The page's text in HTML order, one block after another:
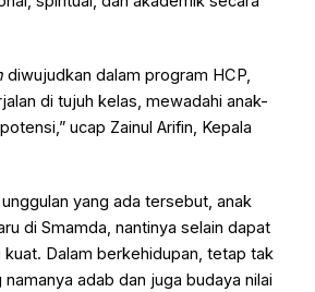
diwujudkan dalam program HCP,
di tujuh kelas, mewadahi anak-
ucap Zainul Arifin, Kepala
yang ada tersebut, anak
di Smamda, nantinya selain dapat
kuat. Dalam berkehidupan, tetap tak
adab dan juga budaya nilai